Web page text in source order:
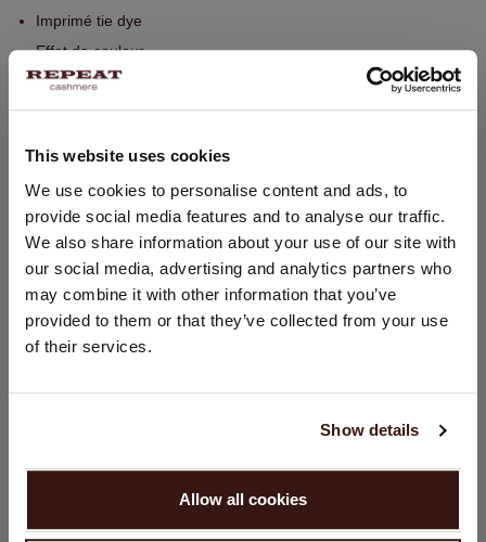
This website uses cookies
We use cookies to personalise content and ads, to
provide social media features and to analyse our traffic.
We also share information about your use of our site with
our social media, advertising and analytics partners who
may combine it with other information that you’ve
provided to them or that they’ve collected from your use
of their services.
Show details
Allow all cookies
Imprimé tie dye
Effet de couleur
Lavage à la main, nettoyage à sec autorisé
100% Cachemire organique
TAILLE & COUPE
LIVRAISON ET RETOURS
VOUS ALLEZ ADORER ÇA
CHANGER DE PAYS
Vous visitez Repeat cashmere depuis Suisse (CHF).
Souhaitez-vous mettre à jour votre localisation ?
États-Unis ($)
CONTINUER